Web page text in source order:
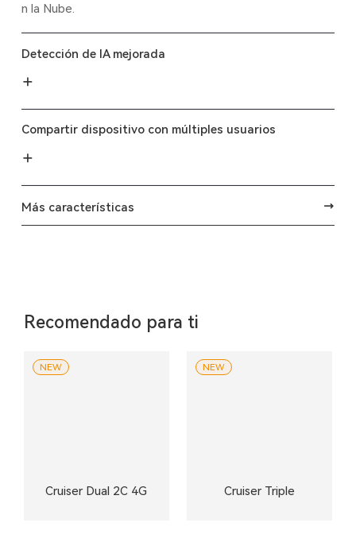
n la Nube.
Detección de IA mejorada
Compartir dispositivo con múltiples usuarios
Más características
Recomendado para ti
Cruiser Dual 2C 4G
NEW
Cruiser Triple
NEW